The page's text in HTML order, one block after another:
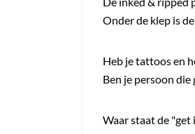
Onder de klep is
Heb je tattoos en
Ben je persoon
Waar staat de